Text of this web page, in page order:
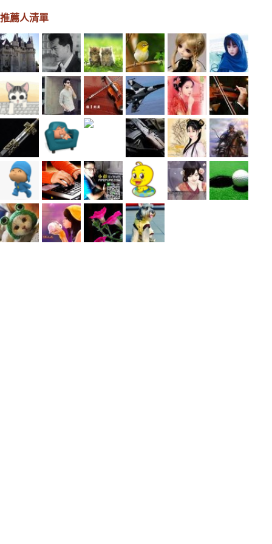
推薦人清單